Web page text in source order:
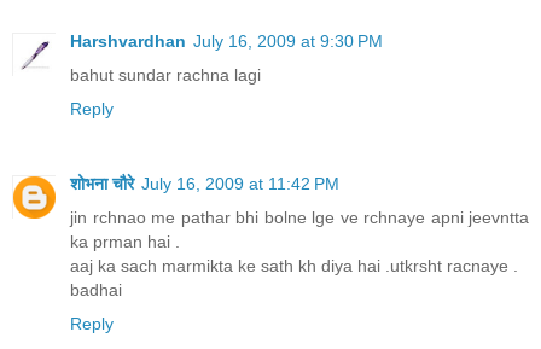
Harshvardhan July 16, 2009 at 9:30 PM
bahut sundar rachna lagi
Reply
शोभना चौरे July 16, 2009 at 11:42 PM
jin rchnao me pathar bhi bolne lge ve rchnaye apni jeevntta
ka prman hai .
aaj ka sach marmikta ke sath kh diya hai .utkrsht racnaye .
badhai
Reply